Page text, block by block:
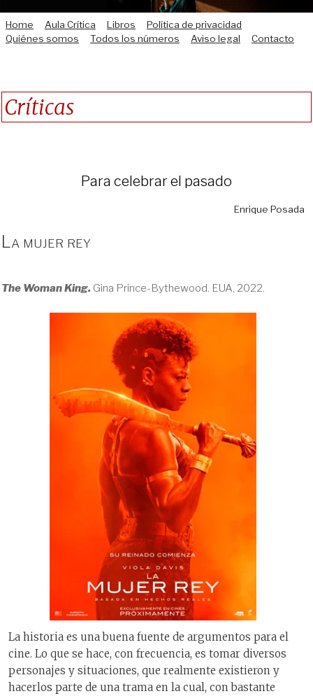
Home Aula Crítica Libros
Política de privacidad
Quiénes somos
Todos los números Aviso legal Contacto
Críticas
Para celebrar el pasado
Enrique Posada
La mujer rey
The Woman King. Gina Prince-Bythewood. EUA, 2022.
La historia es una buena fuente de argumentos para el
cine. Lo que se hace, con frecuencia, es tomar diversos
personajes y situaciones, que realmente existieron y
hacerlos parte de una trama en la cual, con bastante